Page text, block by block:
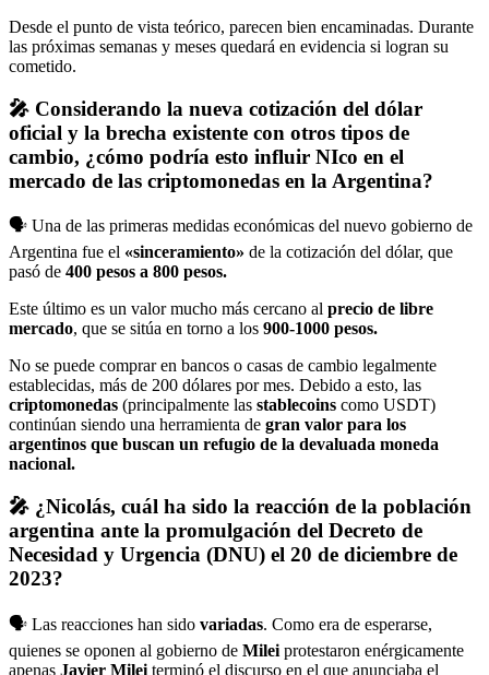
Desde el punto de vista teórico, parecen bien encaminadas. Durante
las próximas semanas y meses quedará en evidencia si logran su
cometido.
🎤 Considerando la nueva cotización del dólar
oficial y la brecha existente con otros tipos de
cambio, ¿cómo podría esto influir NIco en el
mercado de las criptomonedas en la Argentina?
🗣️ Una de las primeras medidas económicas del nuevo gobierno de
Argentina fue el «sinceramiento» de la cotización del dólar, que
pasó de 400 pesos a 800 pesos.
Este último es un valor mucho más cercano al precio de libre
mercado, que se sitúa en torno a los 900-1000 pesos.
No se puede comprar en bancos o casas de cambio legalmente
establecidas, más de 200 dólares por mes. Debido a esto, las
criptomonedas (principalmente las stablecoins como USDT)
continúan siendo una herramienta de gran valor para los
argentinos que buscan un refugio de la devaluada moneda
nacional.
🎤 ¿Nicolás, cuál ha sido la reacción de la población
argentina ante la promulgación del Decreto de
Necesidad y Urgencia (DNU) el 20 de diciembre de
2023?
🗣️ Las reacciones han sido variadas. Como era de esperarse,
quienes se oponen al gobierno de Milei protestaron enérgicamente
apenas Javier Milei terminó el discurso en el que anunciaba el